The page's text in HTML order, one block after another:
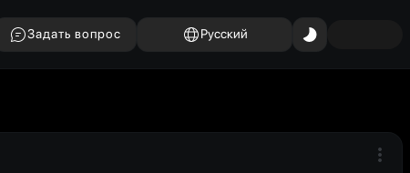
Задать вопрос Русский